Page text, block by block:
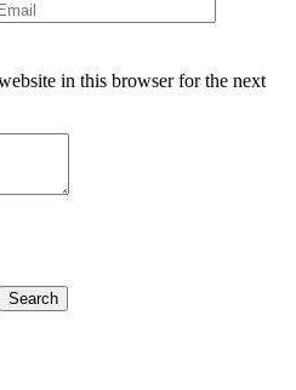
in this browser for the next
Search